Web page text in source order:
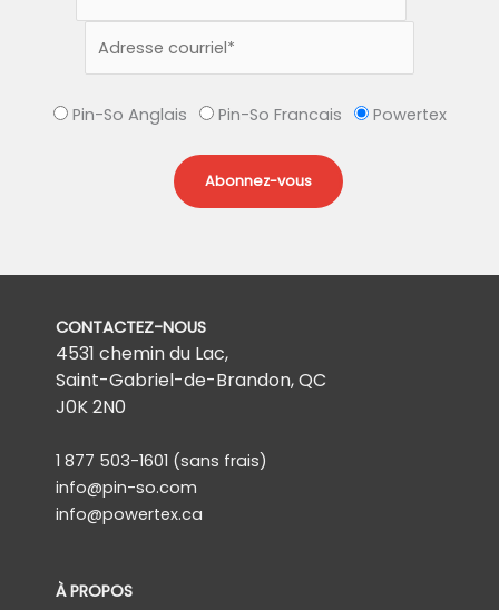
Pin-So Anglais Pin-So Francais Powertex
CONTACTEZ-NOUS
4531 chemin du Lac,
Saint-Gabriel-de-Brandon, QC
J0K 2N0
1 877 503-1601 (sans frais)
info@pin-so.com
info@powertex.ca
À PROPOS